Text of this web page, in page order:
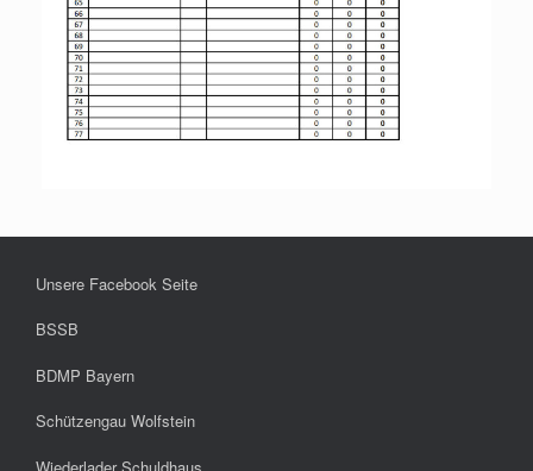
Unsere Facebook Seite
BSSB
BDMP Bayern
Schützengau Wolfstein
Wiederlader Schuldhaus